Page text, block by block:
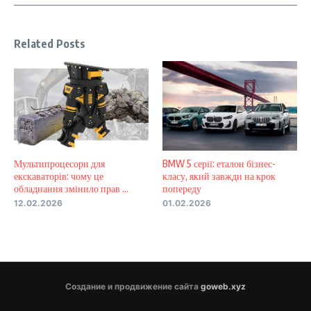
Related Posts
Мультипроцесори для
екскаваторів: чому це
обладнання змінило прав ...
12.02.2026
BMW 5 серії: еталон бізнес-
класу, який завжди на крок
попереду
01.02.2026
Создание и продвижение сайта goweb.xyz